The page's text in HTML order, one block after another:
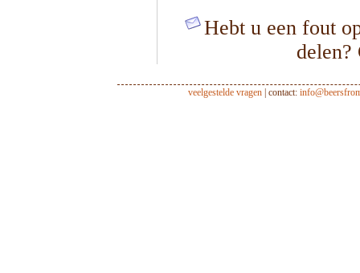
Hebt u een fout
veelgestelde vragen| contact: